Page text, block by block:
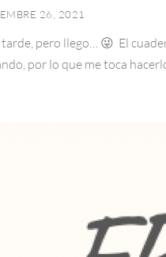
26, 2021
tarde, pero llego… 😜 El
por lo que me toca